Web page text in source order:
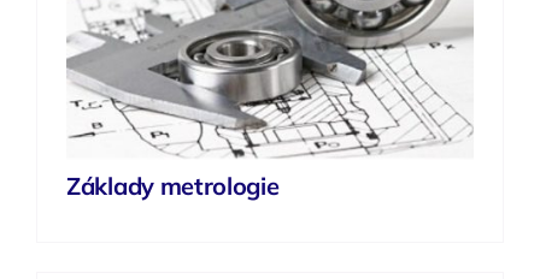
Základy metrologie